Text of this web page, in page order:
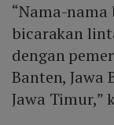
“Nama-
bicarakan
dengan
Banten, Jawa
Jawa Timur,”